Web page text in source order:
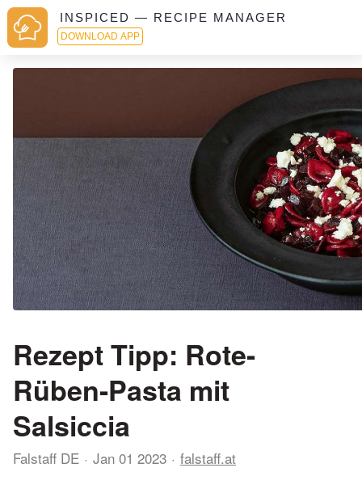
INSPICED — RECIPE MANAGER
DOWNLOAD APP
Rezept Tipp: Rote-
Rüben-Pasta mit
Salsiccia
Falstaff DE Jan 01 2023 falstaff.at